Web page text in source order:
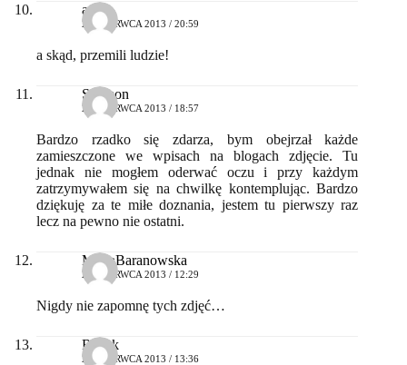
adam
21 CZERWCA 2013 / 20:59
a skąd, przemili ludzie!
Szymon
25 CZERWCA 2013 / 18:57
Bardzo rzadko się zdarza, bym obejrzał każde
zamieszczone we wpisach na blogach zdjęcie. Tu
jednak nie mogłem oderwać oczu i przy każdym
zatrzymywałem się na chwilkę kontemplując. Bardzo
dziękuję za te miłe doznania, jestem tu pierwszy raz
lecz na pewno nie ostatni.
MartaBaranowska
26 CZERWCA 2013 / 12:29
Nigdy nie zapomnę tych zdjęć…
Radek
26 CZERWCA 2013 / 13:36